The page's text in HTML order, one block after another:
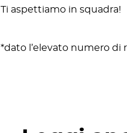
Ti aspettiamo in squadra!
*dato l’elevato numero